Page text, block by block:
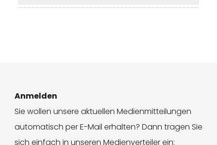
Anmelden
Sie wollen unsere aktuellen Medienmitteilungen
automatisch per E-Mail erhalten? Dann tragen Sie
sich einfach in unseren Medienverteiler ein: